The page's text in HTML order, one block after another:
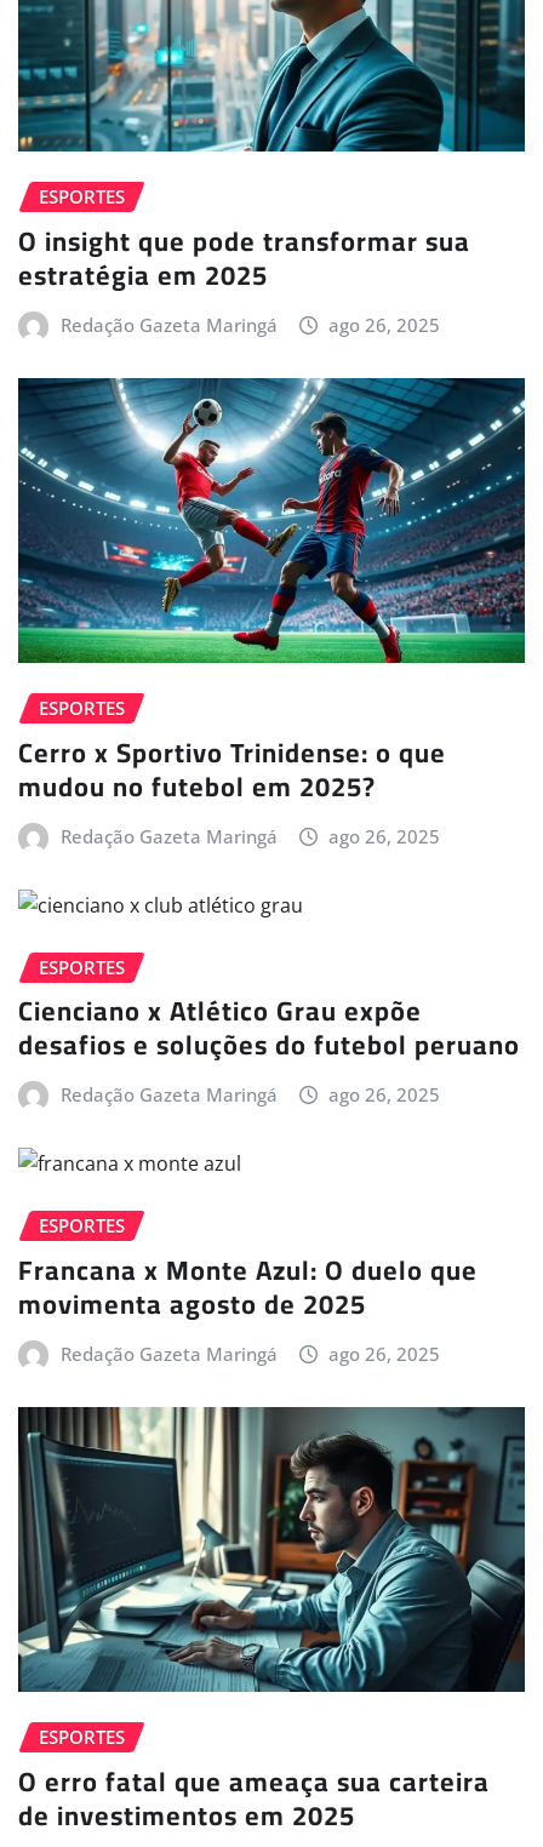
ESPORTES
O insight que pode transformar sua
estratégia em 2025
Redação Gazeta Maringá ago 26, 2025
ESPORTES
Cerro x Sportivo Trinidense: o que
mudou no futebol em 2025?
Redação Gazeta Maringá ago 26, 2025
ESPORTES
Cienciano x Atlético Grau expõe
desafios e soluções do futebol peruano
Redação Gazeta Maringá ago 26, 2025
ESPORTES
Francana x Monte Azul: O duelo que
movimenta agosto de 2025
Redação Gazeta Maringá ago 26, 2025
ESPORTES
O erro fatal que ameaça sua carteira
de investimentos em 2025